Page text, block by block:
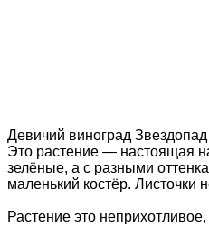
Девичий виноград Звездопад
Это растение — настоящая
зелёные, а с разными
маленький костёр. Листочки
Растение это